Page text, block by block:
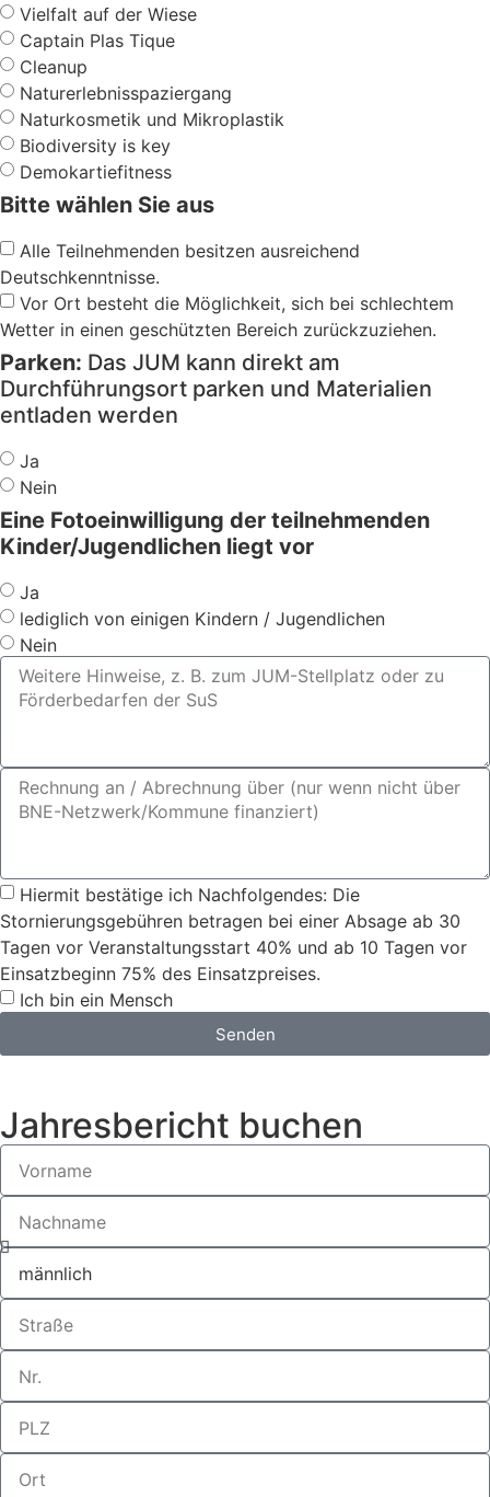
Vielfalt auf der Wiese
Captain Plas Tique
Cleanup
Naturerlebnisspaziergang
Naturkosmetik und Mikroplastik
Biodiversity is key
Demokartiefitness
Bitte wählen Sie aus
Alle Teilnehmenden besitzen ausreichend
Deutschkenntnisse.
Vor Ort besteht die Möglichkeit, sich bei schlechtem
Wetter in einen geschützten Bereich zurückzuziehen.
Parken: Das JUM kann direkt am
Durchführungsort parken und Materialien
entladen werden
Ja
Nein
Eine Fotoeinwilligung der teilnehmenden
Kinder/Jugendlichen liegt vor
Ja
lediglich von einigen Kindern / Jugendlichen
Nein
Hiermit bestätige ich Nachfolgendes: Die
Stornierungsgebühren betragen bei einer Absage ab 30
Tagen vor Veranstaltungsstart 40% und ab 10 Tagen vor
Einsatzbeginn 75% des Einsatzpreises.
Ich bin ein Mensch
Senden
Jahresbericht buchen